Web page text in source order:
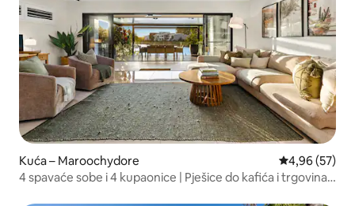
Kuća – Maroochydore Prosječna
4,96 (57)
4 spavaće sobe i 4 kupaonice | Pješice do kafića i trgovina |